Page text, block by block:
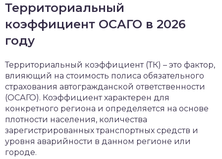
Территориальный
коэффициент ОСАГО в 2026
году
Территориальный коэффициент (ТК) – это фактор,
влияющий на стоимость полиса обязательного
страхования автогражданской ответственности
(ОСАГО). Коэффициент характерен для
конкретного региона и определяется на основе
плотности населения, количества
зарегистрированных транспортных средств и
уровня аварийности в данном регионе или
городе.